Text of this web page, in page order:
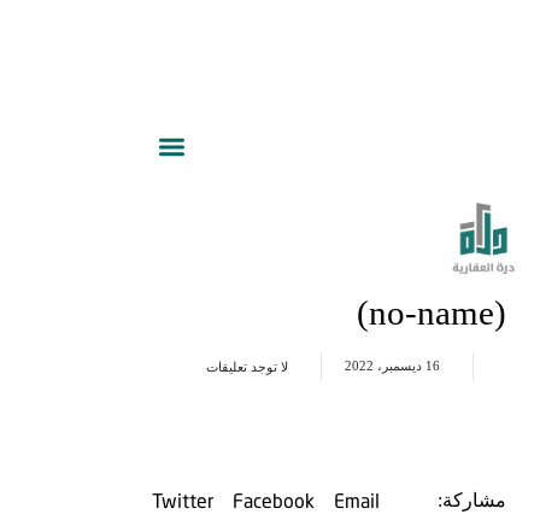
(no-name)
16 ديسمبر، 2022 لا توجد تعليقات
مشاركة: Email
Facebook
Twitter